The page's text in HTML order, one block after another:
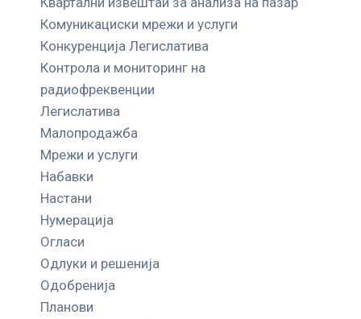
Комуникациски мрежи и услуги
Конкуренција Легислатива
Контрола и мониторинг на
радиофреквенции
Легислатива
Малопродажба
Мрежи и услуги
Набавки
Настани
Нумерација
Огласи
Одлуки и решенија
Одобренија
Планови